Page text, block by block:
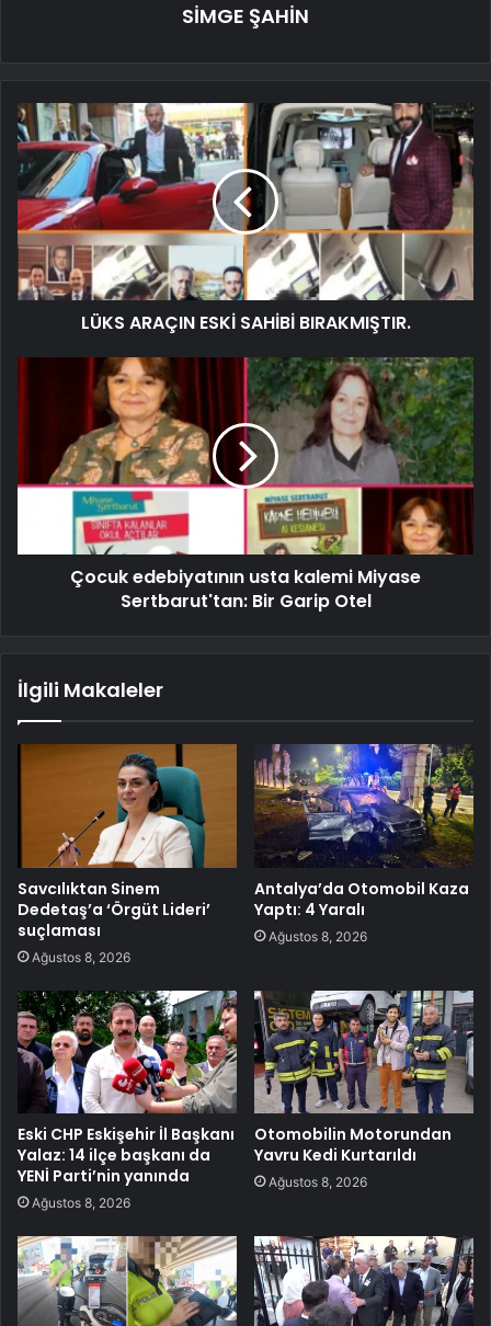
SİMGE ŞAHİN
LÜKS ARAÇIN ESKİ SAHİBİ BIRAKMIŞTIR.
Çocuk edebiyatının usta kalemi Miyase
Sertbarut'tan: Bir Garip Otel
İlgili Makaleler
Savcılıktan Sinem
Dedetaş’a ‘Örgüt Lideri’
suçlaması
Ağustos 8, 2026
Antalya’da Otomobil Kaza
Yaptı: 4 Yaralı
Ağustos 8, 2026
Eski CHP Eskişehir İl Başkanı
Yalaz: 14 ilçe başkanı da
YENİ Parti’nin yanında
Ağustos 8, 2026
Otomobilin Motorundan
Yavru Kedi Kurtarıldı
Ağustos 8, 2026